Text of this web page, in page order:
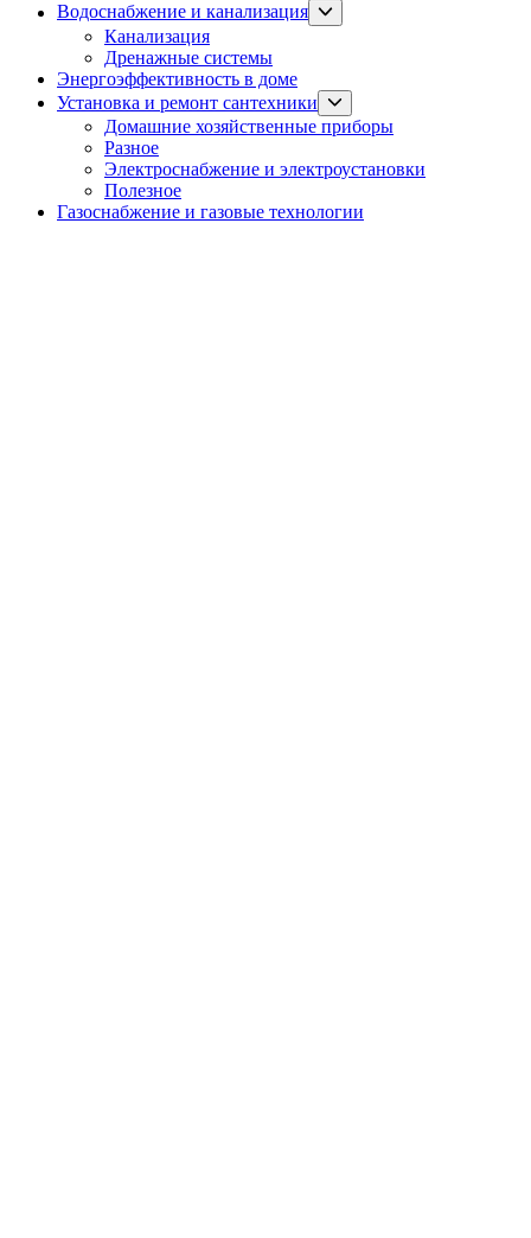
Водоснабжение и канализация
Show
sub
Канализация
Дренажные системы
Энергоэффективность в доме
Установка и ремонт сантехники
sub
menu
Домашние хозяйственные приборы
Разное
Электроснабжение и электроустановки
Полезное
Газоснабжение и газовые технологии